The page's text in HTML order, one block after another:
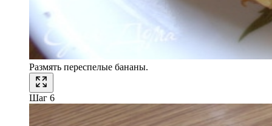
Размять переспелые бананы.
Шаг 6